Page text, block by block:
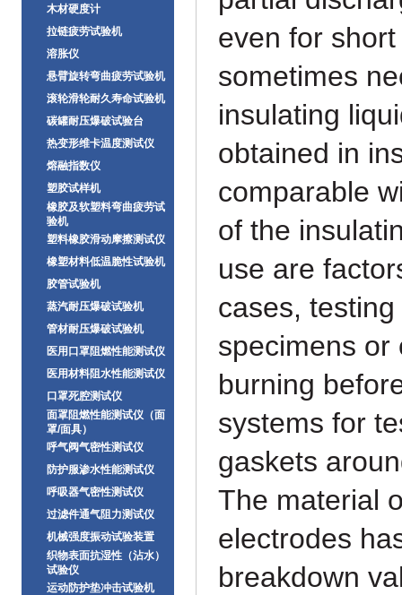
木材硬度计
拉链疲劳试验机
溶胀仪
悬臂旋转弯曲疲劳试验机
滚轮滑轮耐久寿命试验机
碳罐耐压爆破试验台
热变形维卡温度测试仪
熔融指数仪
塑胶试样机
橡胶及软塑料弯曲疲劳试
验机
塑料橡胶滑动摩擦测试仪
橡塑材料低温脆性试验机
胶管试验机
蒸汽耐压爆破试验机
管材耐压爆破试验机
医用口罩阻燃性能测试仪
医用材料阻水性能测试仪
口罩死腔测试仪
面罩阻燃性能测试仪（面
罩/面具）
呼气阀气密性测试仪
防护服渗水性能测试仪
呼吸器气密性测试仪
过滤件通气阻力测试仪
机械强度振动试验装置
织物表面抗湿性（沾水）
试验仪
运动防护垫冲击试验机
even for
sometimes
insulating
obtained in
comparable
of the
use are
cases,
specimens or
burning
systems for
gaskets
The material
electrodes
breakdown